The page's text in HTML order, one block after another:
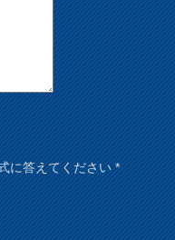
に答えてください*